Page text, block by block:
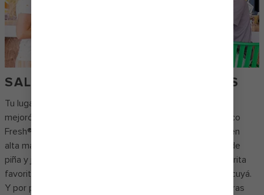
SAL, LIMA Y BUENOS MOMENTOS
Tu lugar favorito para comer tacos, burritos y quesadillas
mejoró. Entra a Cantina Fresca℠, el animado bar de El Loco
Fresh®, que sirve los cócteles mexicanos más audaces en
alta mar. Saborea el picante con el imperdible Margarita de
piña y jalapeño con hielo. O bien, elige tu sabor de margarita
favorito con opciones como la fresa, el mango y el maracuyá.
Y por primera vez, disfruta de una variedad de renovadoras